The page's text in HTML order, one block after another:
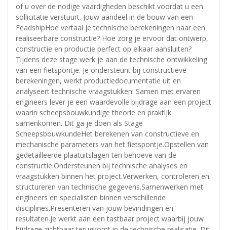
of u over de nodige vaardigheden beschikt voordat u een
sollicitatie verstuurt. Jouw aandeel in de bouw van een
FeadshipHoe vertaal je technische berekeningen naar een
realiseerbare constructie? Hoe zorg je ervoor dat ontwerp,
constructie en productie perfect op elkaar aansluiten?
Tijdens deze stage werk je aan de technische ontwikkeling
van een fietspontje. Je ondersteunt bij constructieve
berekeningen, werkt productiedocumentatie uit en
analyseert technische vraagstukken. Samen met ervaren
engineers lever je een waardevolle bijdrage aan een project
waarin scheepsbouwkundige theorie en praktijk
samenkomen. Dit ga je doen als Stage
ScheepsbouwkundeHet berekenen van constructieve en
mechanische parameters van het fietspontje.Opstellen van
gedetailleerde plaatuitslagen ten behoeve van de
constructie.Ondersteunen bij technische analyses en
vraagstukken binnen het project.Verwerken, controleren en
structureren van technische gegevens.Samenwerken met
engineers en specialisten binnen verschillende
disciplines.Presenteren van jouw bevindingen en
resultaten.Je werkt aan een tastbaar project waarbij jouw